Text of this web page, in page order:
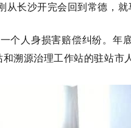
从长沙开完会回到常德，
个人身损害赔偿纠纷。年
溯源治理工作站的驻站市